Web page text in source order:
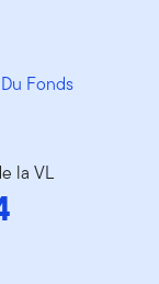
Fonds
la VL